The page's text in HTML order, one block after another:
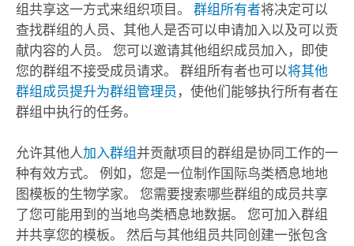
组共享这一方式来组织项目。 群组所有者将决定可以
查找群组的人员、其他人是否可以申请加入以及可以贡
献内容的人员。 您可以邀请其他组织成员加入，即使
您的群组不接受成员请求。 群组所有者也可以将其他
群组成员提升为群组管理员 ，使他们能够执行所有者在
群组中执行的任务。
允许其他人加入群组 并贡献项目的群组是协同工作的一
种有效方式。 例如，您是一位制作国际鸟类栖息地地
图模板的生物学家。 您需要搜索哪些群组的成员共享
了您可能用到的当地鸟类栖息地数据。 您可加入群组
并共享您的模板。 然后与其他组员共同创建一张包含